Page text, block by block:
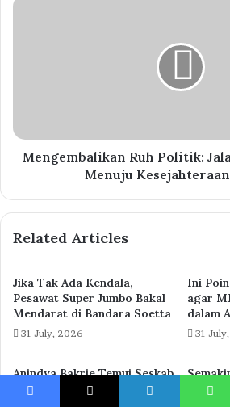
Mengembalikan Ruh Politik:
Menuju
Related Articles
Jika Tak Ada Kendala,
Pesawat Super Jumbo Bakal
Mendarat di Bandara Soetta
31 July, 2026
Ini
agar
dalam
31
Anindya Bakrie Temui Seskab
Teddy Bahas Motor Listrik